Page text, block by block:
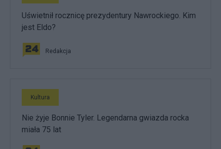
Uświetnił rocznicę prezydentury Nawrockiego. Kim
jest Eldo?
Redakcja
Kultura
Nie żyje Bonnie Tyler. Legendarna gwiazda rocka
miała 75 lat